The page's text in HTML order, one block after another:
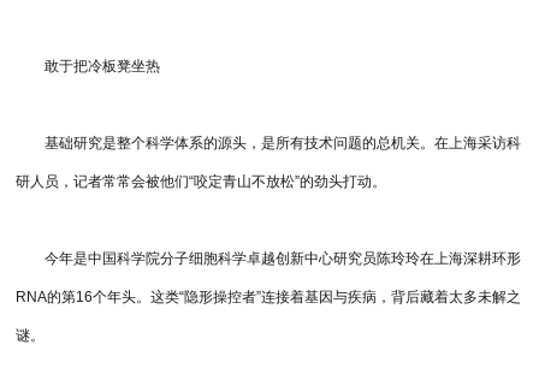
敢于把冷板凳坐热
基础研究是整个科学体系的源头，是所有技术问题的总机关。在上海采访科
研人员，记者常常会被他们“咬定青山不放松”的劲头打动。
今年是中国科学院分子细胞科学卓越创新中心研究员陈玲玲在上海深耕环形
RNA的第16个年头。这类“隐形操控者”连接着基因与疾病，背后藏着太多未解之
谜。